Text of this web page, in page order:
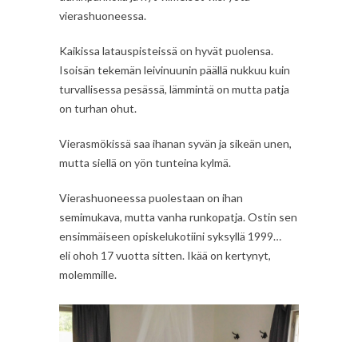
vierashuoneessa.
Kaikissa latauspisteissä on hyvät puolensa.
Isoisän tekemän leivinuunin päällä nukkuu kuin
turvallisessa pesässä, lämmintä on mutta patja
on turhan ohut.
Vierasmökissä saa ihanan syvän ja sikeän unen,
mutta siellä on yön tunteina kylmä.
Vierashuoneessa puolestaan on ihan
semimukava, mutta vanha runkopatja. Ostin sen
ensimmäiseen opiskelukotiini syksyllä 1999…
eli ohoh 17 vuotta sitten. Ikää on kertynyt,
molemmille.